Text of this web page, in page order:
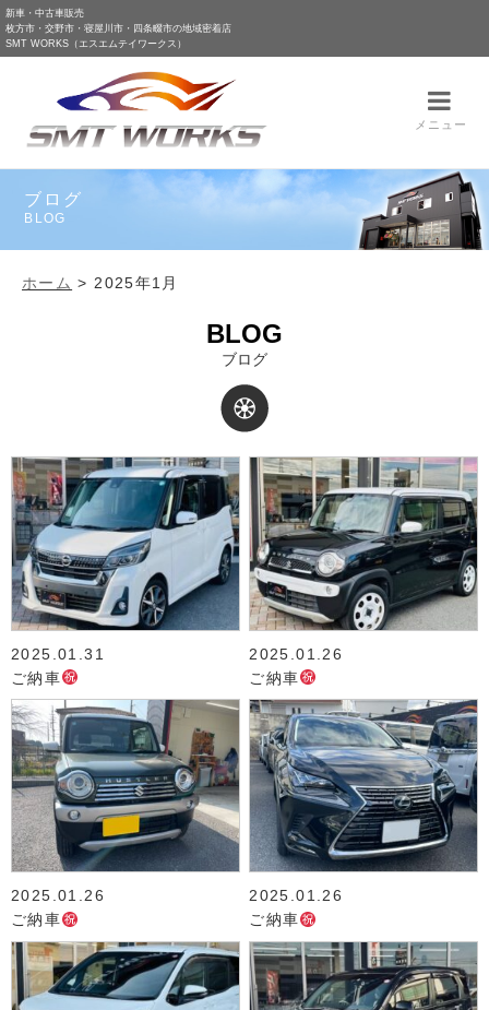
新車・中古車販売
枚方市・交野市・寝屋川市・四条畷市の地域密着店
SMT WORKS（エスエムテイワークス）
メニュー
ブログ
BLOG
ホーム >2025年1月
BLOG
ブログ
2025.01.31
ご納車
2025.01.26
ご納車
2025.01.26
ご納車
2025.01.26
ご納車